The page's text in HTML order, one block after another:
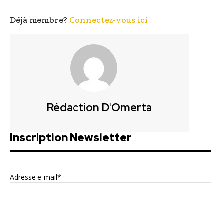
Déjà membre? Connectez-vous ici
Rédaction D'Omerta
Inscription Newsletter
Adresse e-mail*